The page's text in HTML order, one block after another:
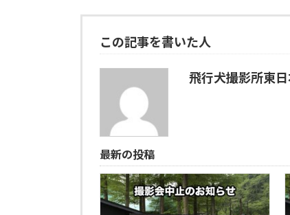
この記事を書いた人
飛行犬撮影所東
最新の投稿